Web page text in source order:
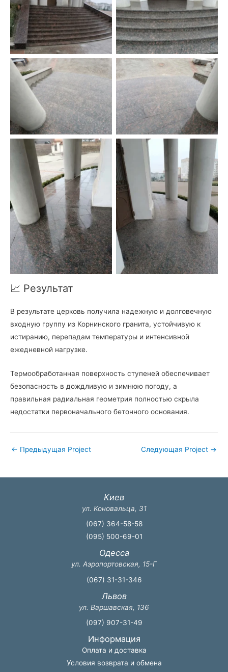
Центральный вход в
церковь из Корнинского
гранита
Радиальная лестница из
Корнинского гранита
Лестница из гранита
Leopard
Лестница облицована
гранитом Leopard
Радиальная
термообробработанная
лестница из гранита
Leopard
Термообработанная
плитка из Корнинского
гранита
📈 Результат
В результате церковь получила надежную и долговечную
входную группу из Корнинского гранита, устойчивую к
истиранию, перепадам температуры и интенсивной
ежедневной нагрузке.
Термообработанная поверхность ступеней обеспечивает
безопасность в дождливую и зимнюю погоду, а
правильная радиальная геометрия полностью скрыла
недостатки первоначального бетонного основания.
← Предыдущая Project Следующая Project →
Киев
ул. Коновальца, 31
(067) 364-58-58
(095) 500-69-01
Одесса
ул. Аэропортовская, 15-Г
(067) 31-31-346
Львов
ул. Варшавская, 136
(097) 907-31-49
Информация
Оплата и доставка
Условия возврата и обмена